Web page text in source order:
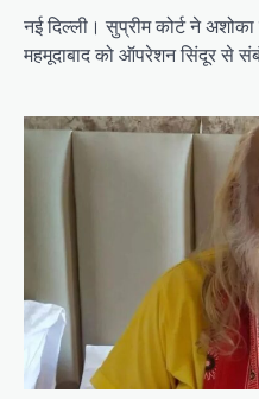
नई दिल्ली। सुप्रीम कोर्ट ने
महमूदाबाद को ऑपरेशन सिंदूर से